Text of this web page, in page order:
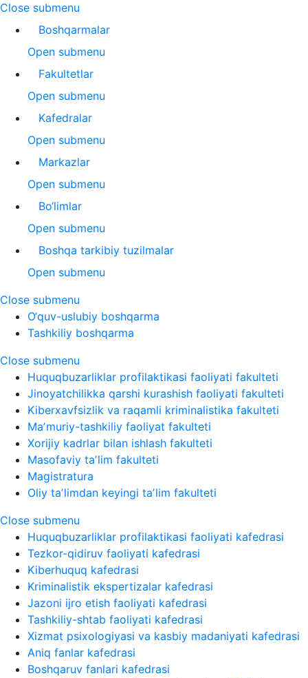
Close submenu
Boshqarmalar
Open submenu
Fakultetlar
Open submenu
Kafedralar
Open submenu
Markazlar
Open submenu
Bo‘limlar
Open submenu
Boshqa tarkibiy tuzilmalar
Open submenu
Close submenu
O‘quv-uslubiy boshqarma
Tashkiliy boshqarma
Close submenu
Huquqbuzarliklar profilaktikasi faoliyati fakulteti
Jinoyatchilikka qarshi kurashish faoliyati fakulteti
Kiberxavfsizlik va raqamli kriminalistika fakulteti
Maʼmuriy-tashkiliy faoliyat fakulteti
Xorijiy kadrlar bilan ishlash fakulteti
Masofaviy taʼlim fakulteti
Magistratura
Oliy taʼlimdan keyingi taʼlim fakulteti
Close submenu
Huquqbuzarliklar profilaktikasi faoliyati kafedrasi
Tezkor-qidiruv faoliyati kafedrasi
Kiberhuquq kafedrasi
Kriminalistik ekspertizalar kafedrasi
Jazoni ijro etish faoliyati kafedrasi
Tashkiliy-shtab faoliyati kafedrasi
Xizmat psixologiyasi va kasbiy madaniyati kafedrasi
Aniq fanlar kafedrasi
Boshqaruv fanlari kafedrasi